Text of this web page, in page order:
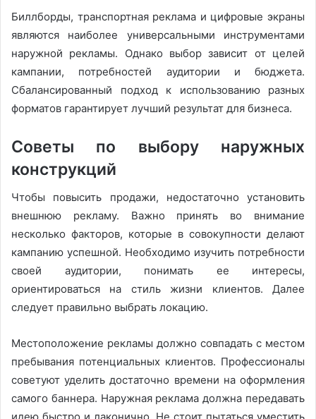
Биллборды, транспортная реклама и цифровые экраны
являются наиболее универсальными инструментами
наружной рекламы. Однако выбор зависит от целей
кампании, потребностей аудитории и бюджета.
Сбалансированный подход к использованию разных
форматов гарантирует лучший результат для бизнеса.
Советы по выбору наружных
конструкций
Чтобы повысить продажи, недостаточно установить
внешнюю рекламу. Важно принять во внимание
несколько факторов, которые в совокупности делают
кампанию успешной. Необходимо изучить потребности
своей аудитории, понимать ее интересы,
ориентироваться на стиль жизни клиентов. Далее
следует правильно выбрать локацию.
Местоположение рекламы должно совпадать с местом
пребывания потенциальных клиентов. Профессионалы
советуют уделить достаточно времени на оформления
самого баннера. Наружная реклама должна передавать